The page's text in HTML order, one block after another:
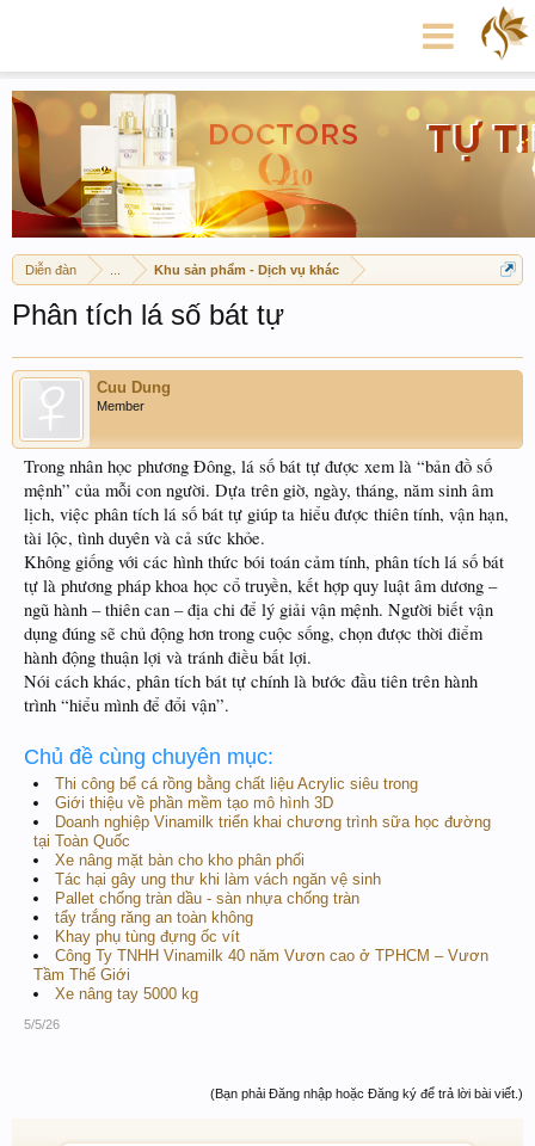
Diễn đàn Khu sản phẩm - Dịch vụ khác
Phân tích lá số bát tự
Cuu Dung
Member
Trong nhân học phương Đông, lá số bát tự được xem là “bản đồ số
mệnh” của mỗi con người. Dựa trên giờ, ngày, tháng, năm sinh âm
lịch, việc phân tích lá số bát tự giúp ta hiểu được thiên tính, vận hạn,
tài lộc, tình duyên và cả sức khỏe.
Không giống với các hình thức bói toán cảm tính, phân tích lá số bát
tự là phương pháp khoa học cổ truyền, kết hợp quy luật âm dương –
ngũ hành – thiên can – địa chi để lý giải vận mệnh. Người biết vận
dụng đúng sẽ chủ động hơn trong cuộc sống, chọn được thời điểm
hành động thuận lợi và tránh điều bất lợi.
Nói cách khác, phân tích bát tự chính là bước đầu tiên trên hành
trình “hiểu mình để đổi vận”.
Chủ đề cùng chuyên mục:
Thi công bể cá rồng bằng chất liệu Acrylic siêu trong
Giới thiệu về phần mềm tạo mô hình 3D
Doanh nghiệp Vinamilk triển khai chương trình sữa học đường
tại Toàn Quốc
Xe nâng mặt bàn cho kho phân phối
Tác hại gây ung thư khi làm vách ngăn vệ sinh
Pallet chống tràn dầu - sàn nhựa chống tràn
tẩy trắng răng an toàn không
Khay phụ tùng đựng ốc vít
Công Ty TNHH Vinamilk 40 năm Vươn cao ở TPHCM – Vươn
Tầm Thế Giới
Xe nâng tay 5000 kg
5/5/26
(Bạn phải Đăng nhập hoặc Đăng ký để trả lời bài viết.)